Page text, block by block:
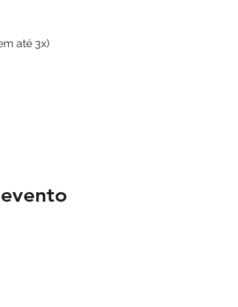
até 3x)